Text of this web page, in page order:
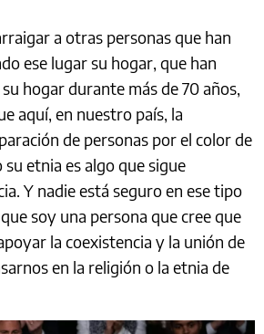
a otras personas que han
ese lugar su hogar, que han
hogar durante más de 70 años,
aquí, en nuestro país, la
de personas por el color de
etnia es algo que sigue
Y nadie está seguro en ese tipo
soy una persona que cree que
la coexistencia y la unión de
en la religión o la etnia de